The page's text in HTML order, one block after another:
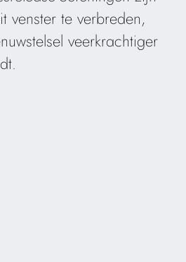
venster te verbreden,
veerkrachtiger